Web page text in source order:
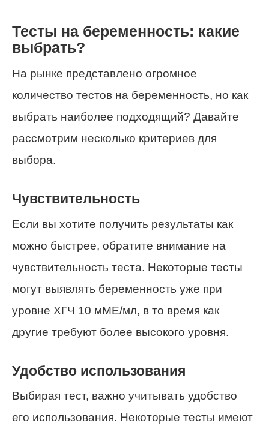
Тесты на беременность: какие
выбрать?
На рынке представлено огромное
количество тестов на беременность, но как
выбрать наиболее подходящий? Давайте
рассмотрим несколько критериев для
выбора.
Чувствительность
Если вы хотите получить результаты как
можно быстрее, обратите внимание на
чувствительность теста. Некоторые тесты
могут выявлять беременность уже при
уровне ХГЧ 10 мМЕ/мл, в то время как
другие требуют более высокого уровня.
Удобство использования
Выбирая тест, важно учитывать удобство
его использования. Некоторые тесты имеют